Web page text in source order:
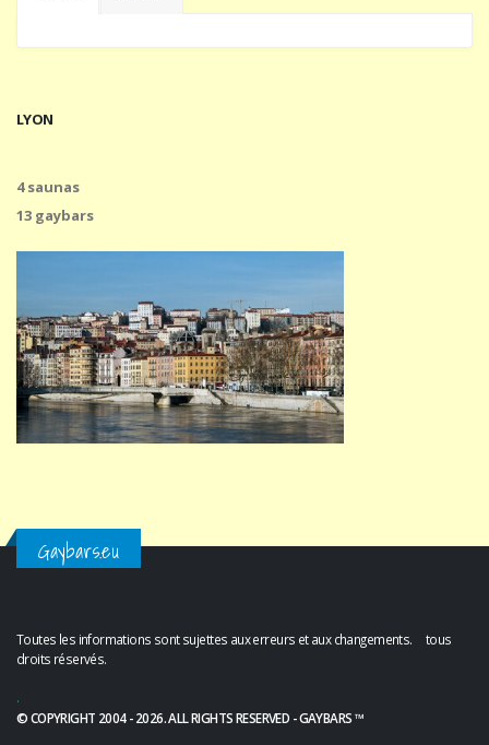
LYON
4 saunas
13 gaybars
Gaybars.eu
Toutes les informations sont sujettes aux erreurs et aux changements. tous
droits réservés.
.
© COPYRIGHT 2004 - 2026. ALL RIGHTS RESERVED - GAYBARS ™